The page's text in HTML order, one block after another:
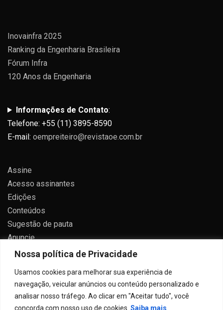
Nossa política de Privacidade
Usamos cookies para melhorar sua experiência de
navegação, veicular anúncios ou conteúdo personalizado e
analisar nosso tráfego. Ao clicar em "Aceitar tudo", você
concorda com nosso uso de cookies. Saiba mais
Inovainfra 2025
Ranking da Engenharia Brasileira
Fórum Infra
120 Anos da Engenharia
Informações de Contato:
Telefone: +55 (11) 3895-8590
E-mail: oempreiteiro@revistaoe.com.br
Assine
Acesso assinantes
Edições
Conteúdos
Sugestão de pauta
Anuncie
Contato